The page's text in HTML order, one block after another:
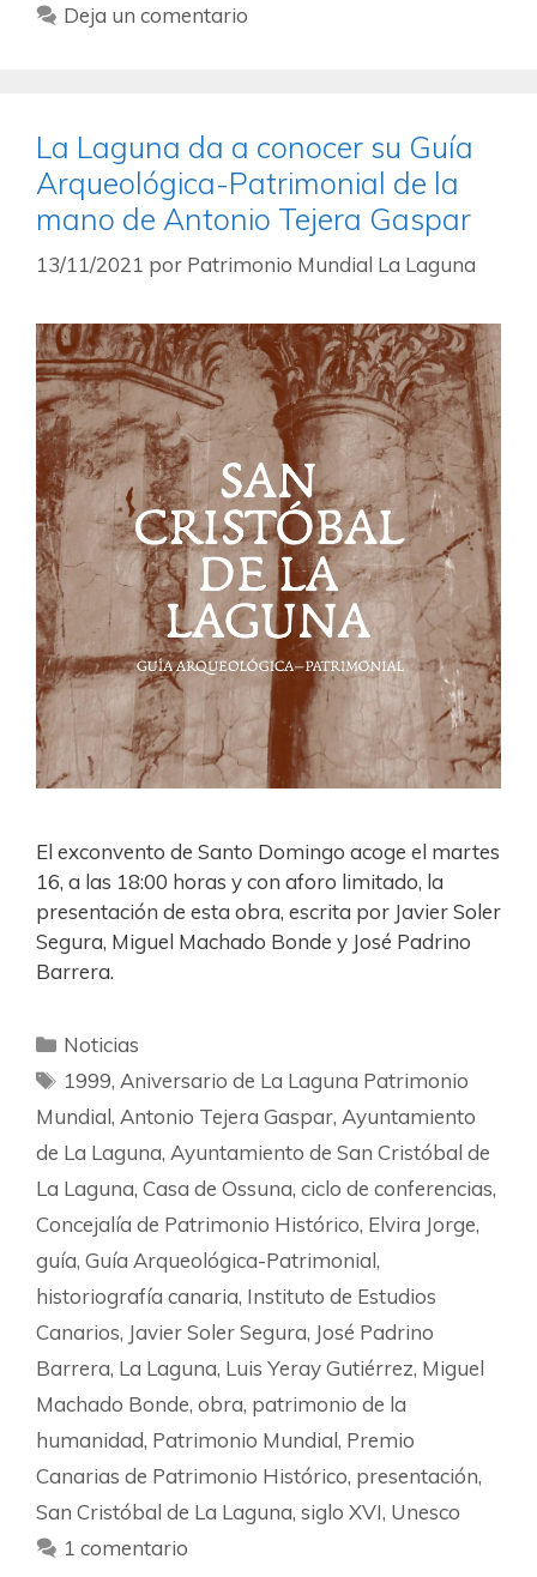
Deja un comentario
La Laguna da a conocer su Guía
Arqueológica-Patrimonial de la
mano de Antonio Tejera Gaspar
13/11/2021 por Patrimonio Mundial La Laguna
El exconvento de Santo Domingo acoge el martes
16, a las 18:00 horas y con aforo limitado, la
presentación de esta obra, escrita por Javier Soler
Segura, Miguel Machado Bonde y José Padrino
Barrera.
Noticias
1999, Aniversario de La Laguna Patrimonio
Mundial, Antonio Tejera Gaspar, Ayuntamiento
de La Laguna, Ayuntamiento de San Cristóbal de
La Laguna, Casa de Ossuna, ciclo de conferencias,
Concejalía de Patrimonio Histórico, Elvira Jorge,
guía, Guía Arqueológica-Patrimonial,
historiografía canaria, Instituto de Estudios
Canarios, Javier Soler Segura, José Padrino
Barrera, La Laguna, Luis Yeray Gutiérrez, Miguel
Machado Bonde, obra, patrimonio de la
humanidad, Patrimonio Mundial, Premio
Canarias de Patrimonio Histórico, presentación,
San Cristóbal de La Laguna, siglo XVI, Unesco
1 comentario